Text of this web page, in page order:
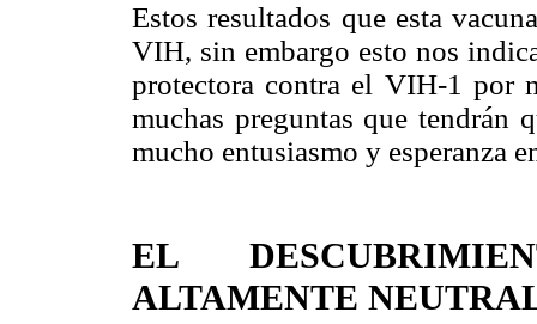
Estos resultados que esta
VIH, sin embargo esto nos
protectora contra el VIH-1 por
muchas preguntas que tendrán
mucho entusiasmo y esperanza
EL
ALTAMENTE